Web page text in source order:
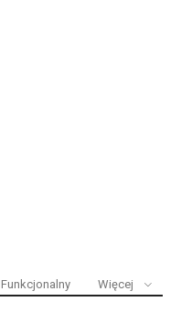
Funkcjonalny Więcej